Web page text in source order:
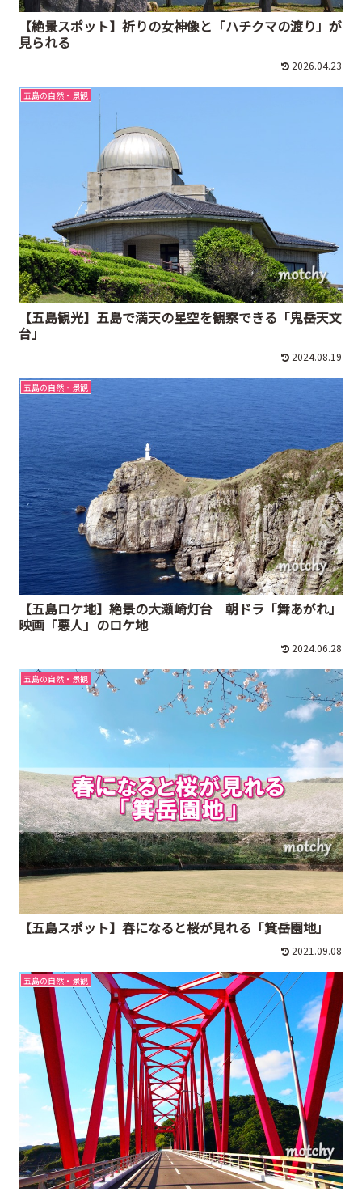
【絶景スポット】祈りの女神像と「ハチクマの渡り」が
見られる
2026.04.23
五島の自然・景観
【五島観光】五島で満天の星空を観察できる「鬼岳天文
台」
2024.08.19
五島の自然・景観
【五島ロケ地】絶景の大瀬崎灯台 朝ドラ「舞あがれ」
映画「悪人」のロケ地
2024.06.28
五島の自然・景観
【五島スポット】春になると桜が見れる「箕岳園地」
2021.09.08
五島の自然・景観